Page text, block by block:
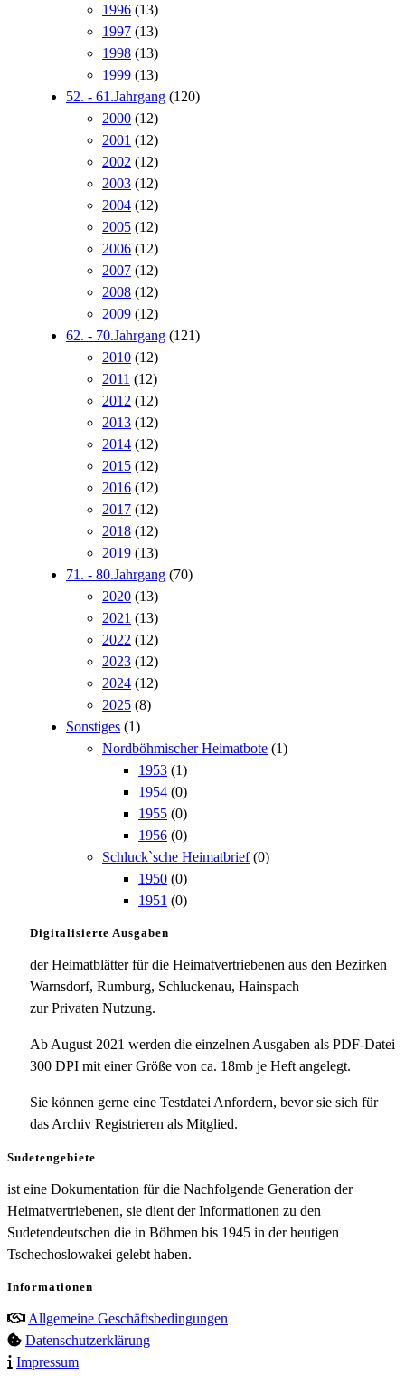
1996 (13)
1997 (13)
1998 (13)
1999 (13)
52. - 61.Jahrgang (120)
2000 (12)
2001 (12)
2002 (12)
2003 (12)
2004 (12)
2005 (12)
2006 (12)
2007 (12)
2008 (12)
2009 (12)
62. - 70.Jahrgang (121)
2010 (12)
2011 (12)
2012 (12)
2013 (12)
2014 (12)
2015 (12)
2016 (12)
2017 (12)
2018 (12)
2019 (13)
71. - 80.Jahrgang (70)
2020 (13)
2021 (13)
2022 (12)
2023 (12)
2024 (12)
2025 (8)
Sonstiges (1)
Nordböhmischer Heimatbote (1)
1953 (1)
1954 (0)
1955 (0)
1956 (0)
Schluck`sche Heimatbrief (0)
1950 (0)
1951 (0)
Digitalisierte Ausgaben
der Heimatblätter für die Heimatvertriebenen aus den Bezirken
Warnsdorf, Rumburg, Schluckenau, Hainspach
zur Privaten Nutzung.
Ab August 2021 werden die einzelnen Ausgaben als PDF-Datei
300 DPI mit einer Größe von ca. 18mb je Heft angelegt.
Sie können gerne eine Testdatei Anfordern, bevor sie sich für
das Archiv Registrieren als Mitglied.
Sudetengebiete
ist eine Dokumentation für die Nachfolgende Generation der
Heimatvertriebenen, sie dient der Informationen zu den
Sudetendeutschen die in Böhmen bis 1945 in der heutigen
Tschechoslowakei gelebt haben.
Informationen
Allgemeine Geschäftsbedingungen
Datenschutzerklärung
Impressum